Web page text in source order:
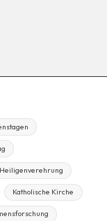
Heiligenverehrung
Katholische Kirche